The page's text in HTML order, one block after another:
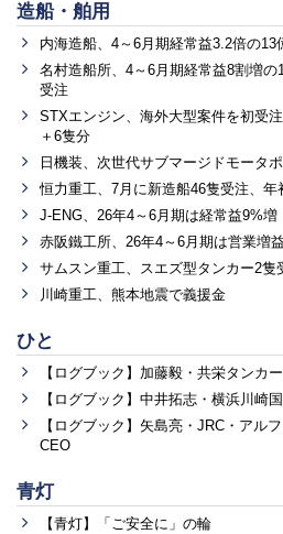
造船・舶用
内海造船、4～6月期経常益3.2倍の13
名村造船所、4～6月期経常益8割増
受注
STXエンジン、海外大型案件を初受
＋6隻分
日機装、次世代サブマージドモータ
恒力重工、7月に新造船46隻受注、
J-ENG、26年4～6月期は経常益9%増
赤阪鐵工所、26年4～6月期は営業増
サムスン重工、スエズ型タンカー2隻
川崎重工、熊本地震で義援金
ひと
【ログブック】加藤毅・共栄タンカ
【ログブック】中井拓志・横浜川崎
【ログブック】矢島亮・JRC・アル
CEO
青灯
【青灯】「ご安全に」の輪